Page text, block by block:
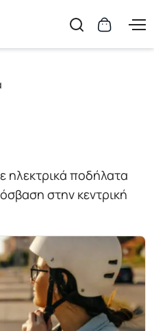
ηλεκτρικά ποδήλατα
στην κεντρική